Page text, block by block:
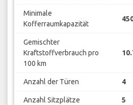
Minimale
Kofferraumkapazität
Gemischter
Kraftstoffverbrauch pro
100 km
Anzahl der Türen 4
Anzahl Sitzplätze 5